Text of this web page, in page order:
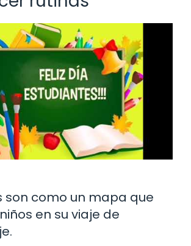
son como un mapa que
en su viaje de